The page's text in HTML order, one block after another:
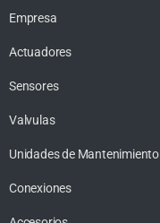
Empresa
Actuadores
Sensores
Valvulas
Unidades de Mantenimiento
Conexiones